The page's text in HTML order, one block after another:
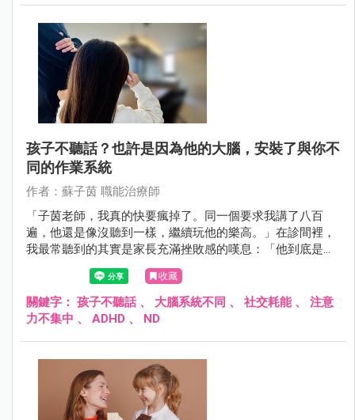
孩子不聽話？也許是因為他的大腦，安裝了與你不
同的作業系統
作者：蘇子茵 職能治療師
「子茵老師，我真的快要瘋掉了。同一個要求我講了八百
遍，他還是像沒聽到一樣，繼續玩他的樂高。」在診間裡，
我最常聽到的其實是家長充滿挫敗感的嘆息：「他到底是故
意的？還是就是叛逆？為什麼別人的小孩講一次就動？」
收藏
關鍵字： 孩子不聽話、 大腦系統不同 、 社交耗能、 注意
力不集中 、 ADHD 、 ND